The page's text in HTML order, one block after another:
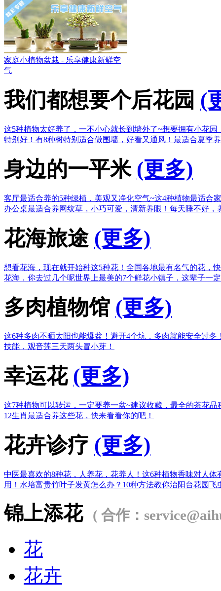
家庭小植物盆栽 - 乐享健康新鲜空
气
我们都想要个后花园 (
这5种植物太好养了，一不小心就长到墙外了~想要拥有小花园
特别好！ 有8种树特别适合做围墙，好看又通风！ 最适合夏季
身边的一平米 (更多)
客厅最适合养的5种绿植，美观又净化空气~这4种植物最适合
办公桌最适合养网纹草，小巧可爱，清新养眼！ 每天睡不好，
花海旅途 (更多)
想看花海，现在就开始种这5种花！ 全国各地最有名气的花，
花海，你去过几个呢世界上最美的7个鲜花小镇子，这辈子一
多肉植物馆 (更多)
这6种多肉不晒太阳也能爆盆！ 避开4个坑，多肉就能安全过冬
技能，观音莲三天两头冒小芽！
幸运花 (更多)
这7种植物可以转运，一定要养一盆~建议收藏，最全的茶花品
12生肖最适合养这些花，快来看看你的吧！
花卉诊疗 (更多)
中医最喜欢的8种花，人养花，花养人！ 这6种植物香味对人体
用！ 水培富贵竹叶子发黄怎么办？ 10种方法教你治阳台花园飞
锦上添花 ( 合作：
花
花卉